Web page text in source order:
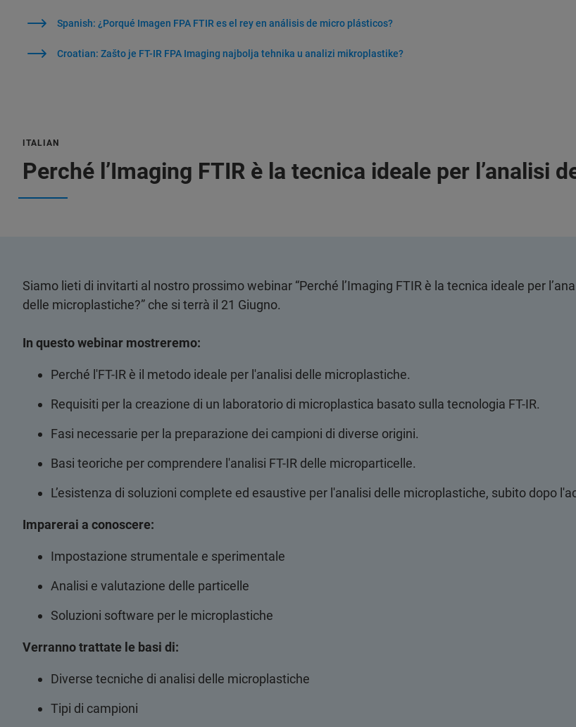
Spanish: ¿Porqué Imagen FPA FTIR es el rey en análisis de micro plásticos?
Croatian: Zašto je FT-IR FPA Imaging najbolja tehnika u analizi mikroplastike?
ITALIAN
Perché l’Imaging FTIR è la tecnica ideale per l’analisi
Siamo lieti di invitarti al nostro prossimo webinar “Perché l’Imaging FTIR è la tecnica ideale per
delle microplastiche?” che si terrà il 21 Giugno.
In questo webinar mostreremo:
Perché l'FT-IR è il metodo ideale per l'analisi delle microplastiche.
Requisiti per la creazione di un laboratorio di microplastica basato sulla tecnologia FT-IR.
Fasi necessarie per la preparazione dei campioni di diverse origini.
Basi teoriche per comprendere l'analisi FT-IR delle microparticelle.
L’esistenza di soluzioni complete ed esaustive per l'analisi delle microplastiche, subito dopo
Imparerai a conoscere:
Impostazione strumentale e sperimentale
Analisi e valutazione delle particelle
Soluzioni software per le microplastiche
Verranno trattate le basi di:
Diverse tecniche di analisi delle microplastiche
Tipi di campioni